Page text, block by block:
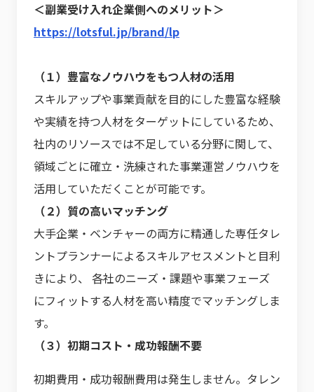
＜副業受け入れ企業側へのメリット＞
https://lotsful.jp/brand/lp
（１）豊富なノウハウをもつ人材の活用
スキルアップや事業貢献を目的にした豊富な経験
や実績を持つ人材をターゲットにしているため、
社内のリソースでは不足している分野に関して、
領域ごとに確立・洗練された事業運営ノウハウを
活用していただくことが可能です。
（２）質の高いマッチング
大手企業・ベンチャーの両方に精通した専任タレ
ントプランナーによるスキルアセスメントと目利
きにより、 各社のニーズ・課題や事業フェーズ
にフィットする人材を高い精度でマッチングしま
す。
（３）初期コスト・成功報酬不要
初期費用・成功報酬費用は発生しません。タレン